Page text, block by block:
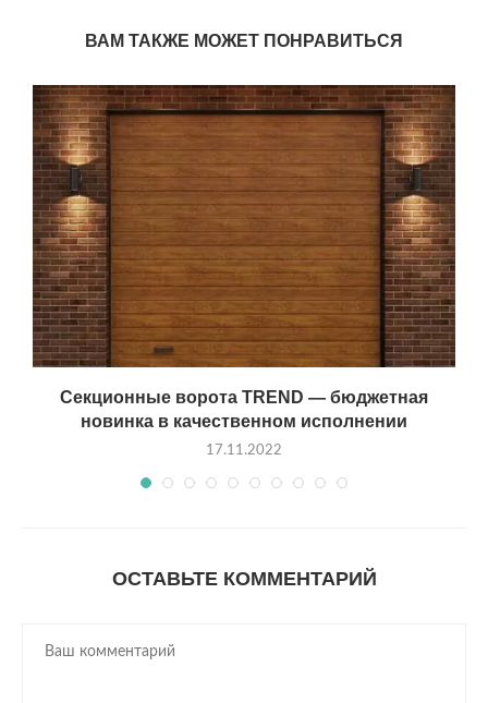
ВАМ ТАКЖЕ МОЖЕТ ПОНРАВИТЬСЯ
Секционные ворота TREND — бюджетная
новинка в качественном исполнении
17.11.2022
ОСТАВЬТЕ КОММЕНТАРИЙ